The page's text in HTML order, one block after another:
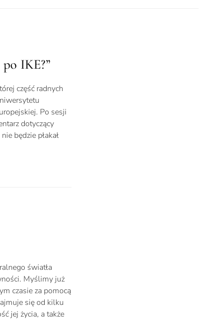
IKE?”
część radnych
Po sesji
dotyczący
będzie płakał
światła
Myślimy już
czasie za pomocą
się od kilku
jej życia, a także